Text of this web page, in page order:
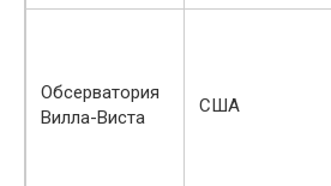
Обсерватория
Вилла-Виста
США